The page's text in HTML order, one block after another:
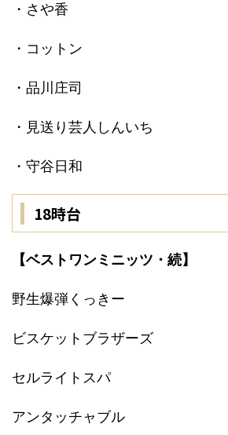
・さや香
・コットン
・品川庄司
・見送り芸人しんいち
・守谷日和
18時台
【ベストワンミニッツ・続】
野生爆弾くっきー
ビスケットブラザーズ
セルライトスパ
アンタッチャブル